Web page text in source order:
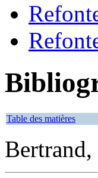
Table des matières